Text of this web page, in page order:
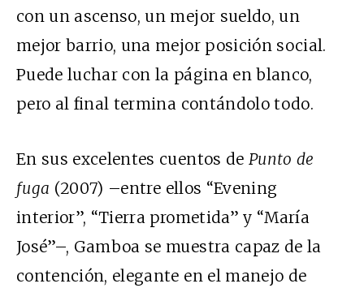
con un ascenso, un mejor sueldo, un
mejor barrio, una mejor posición social.
Puede luchar con la página en blanco,
pero al final termina contándolo todo.
En sus excelentes cuentos de Punto de
fuga (2007) –entre ellos “Evening
interior”, “Tierra prometida” y “María
José”–, Gamboa se muestra capaz de la
contención, elegante en el manejo de